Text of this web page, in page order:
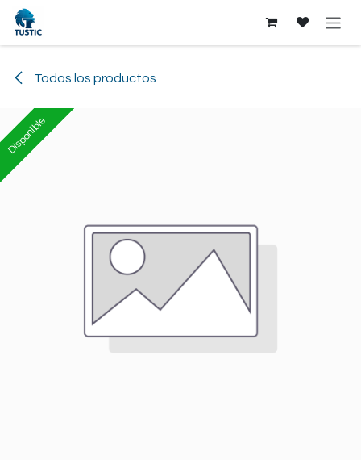
Ir al contenido
Todos los productos
Disponible
Disponible